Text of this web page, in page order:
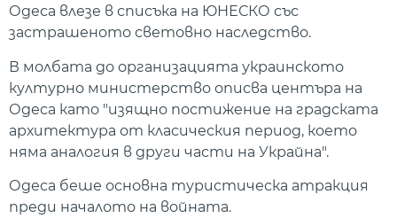
Одеса влезе в списъка на ЮНЕСКО със
застрашеното световно наследство.
В молбата до организацията украинското
културно министерство описва центъра на
Одеса като "изящно постижение на градската
архитектура от класическия период, което
няма аналогия в други части на Украйна".
Одеса беше основна туристическа атракция
преди началото на войната.